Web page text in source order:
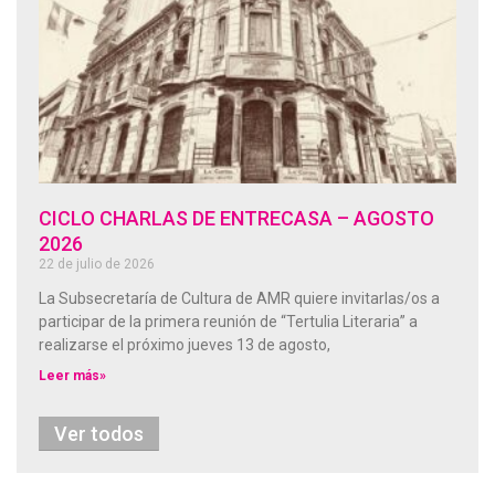
CICLO CHARLAS DE ENTRECASA – AGOSTO
2026
22 de julio de 2026
La Subsecretaría de Cultura de AMR quiere invitarlas/os a
participar de la primera reunión de “Tertulia Literaria” a
realizarse el próximo jueves 13 de agosto,
Leer más»
Ver todos